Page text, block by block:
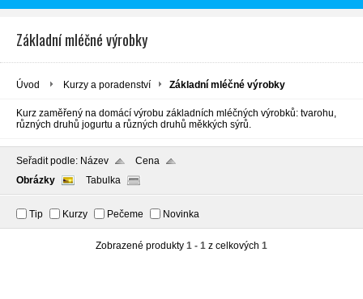
Základní mléčné výrobky
Úvod Kurzy a poradenství Základní mléčné výrobky
Kurz zaměřený na domácí výrobu základních mléčných výrobků: tvarohu,
různých druhů jogurtu a různých druhů měkkých sýrů.
Seřadit podle: Název
Cena
Obrázky
Tabulka
Tip Kurzy Pečeme Novinka
Zobrazené produkty 1 - 1 z celkových 1